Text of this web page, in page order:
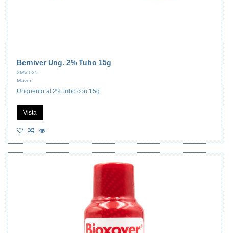
Berniver Ung. 2% Tubo 15g
2MV-025
Maver
Ungüento al 2% tubo con 15g.
Vista